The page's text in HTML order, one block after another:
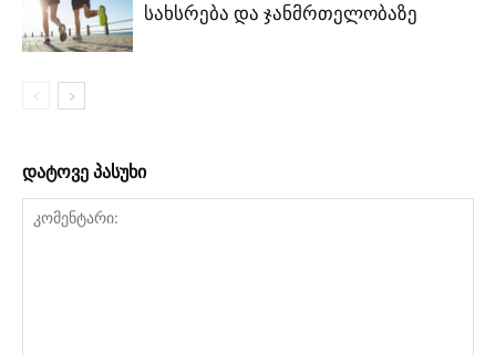
სახსრება და ჯანმრთელობაზე
დატოვე პასუხი